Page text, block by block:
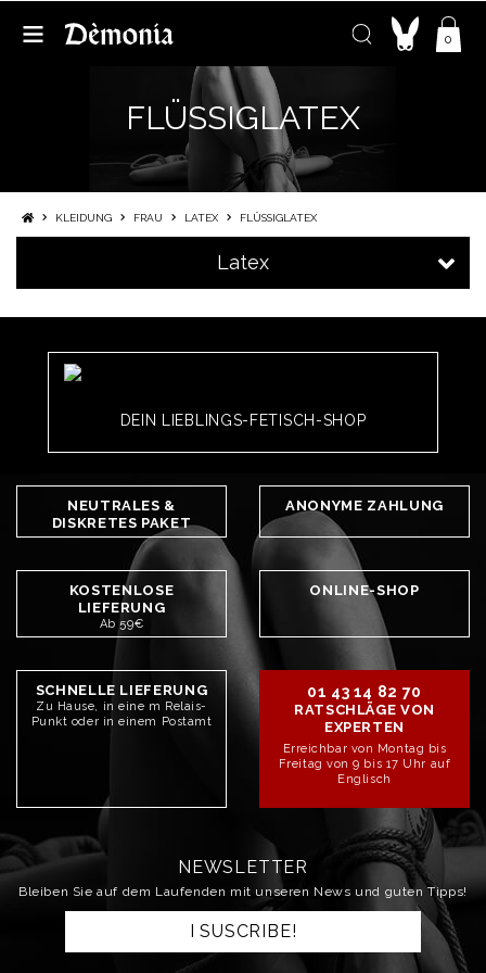
0
FLÜSSIGLATEX
KLEIDUNG FRAU LATEX FLÜSSIGLATEX
Latex
DEIN LIEBLINGS-FETISCH-SHOP
NEUTRALES &
DISKRETES PAKET
ANONYME ZAHLUNG
KOSTENLOSE
LIEFERUNG
Ab 59€
ONLINE-SHOP
SCHNELLE LIEFERUNG
Zu Hause, in eine m Relais-
Punkt oder in einem Postamt
01 43 14 82 70
RATSCHLÄGE VON
EXPERTEN
Erreichbar von Montag bis
Freitag von 9 bis 17 Uhr auf
Englisch
NEWSLETTER
Bleiben Sie auf dem Laufenden mit unseren News und guten Tipps!
I SUSCRIBE!